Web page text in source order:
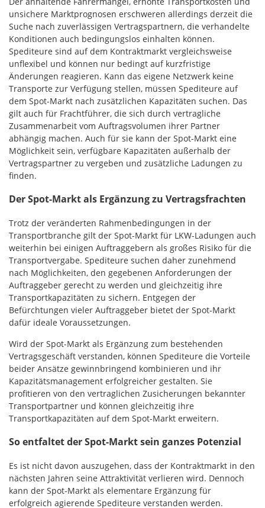
unsichere Marktprognosen erschweren allerdings derzeit die
Suche nach zuverlässigen Vertragspartnern, die verhandelte
Konditionen auch bedingungslos einhalten können.
Spediteure sind auf dem Kontraktmarkt vergleichsweise
unflexibel und können nur bedingt auf kurzfristige
Änderungen reagieren. Kann das eigene Netzwerk keine
Transporte zur Verfügung stellen, müssen Spediteure auf
dem Spot-Markt nach zusätzlichen Kapazitäten suchen. Das
gilt auch für Frachtführer, die sich durch vertragliche
Zusammenarbeit vom Auftragsvolumen ihrer Partner
abhängig machen. Auch für sie kann der Spot-Markt eine
Möglichkeit sein, verfügbare Kapazitäten außerhalb der
Vertragspartner zu vergeben und zusätzliche Ladungen zu
finden.
Der Spot-Markt als Ergänzung zu Vertragsfrachten
Trotz der veränderten Rahmenbedingungen in der
Transportbranche gilt der Spot-Markt für LKW-Ladungen auch
weiterhin bei einigen Auftraggebern als großes Risiko für die
Transportvergabe. Spediteure suchen daher zunehmend
nach Möglichkeiten, den gegebenen Anforderungen der
Auftraggeber gerecht zu werden und gleichzeitig ihre
Transportkapazitäten zu sichern. Entgegen der
Befürchtungen vieler Auftraggeber bietet der Spot-Markt
dafür ideale Voraussetzungen.
Wird der Spot-Markt als Ergänzung zum bestehenden
Vertragsgeschäft verstanden, können Spediteure die Vorteile
beider Ansätze gewinnbringend kombinieren und ihr
Kapazitätsmanagement erfolgreicher gestalten. Sie
profitieren von den vertraglichen Zusicherungen bekannter
Transportpartner und können gleichzeitig ihre
Transportkapazitäten auf dem Spot-Markt erweitern.
So entfaltet der Spot-Markt sein ganzes Potenzial
Es ist nicht davon auszugehen, dass der Kontraktmarkt in den
nächsten Jahren seine Attraktivität verlieren wird. Dennoch
kann der Spot-Markt als elementare Ergänzung für
erfolgreich agierende Spediteure verstanden werden.